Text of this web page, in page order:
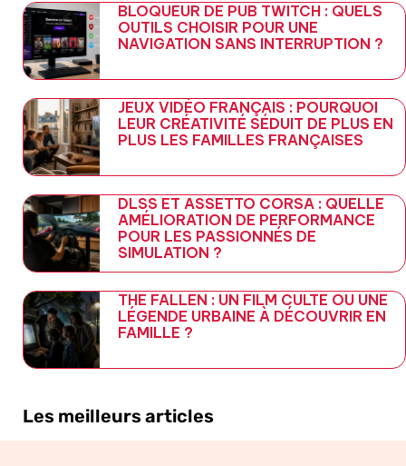
BLOQUEUR DE PUB TWITCH : QUELS
OUTILS CHOISIR POUR UNE
NAVIGATION SANS INTERRUPTION ?
JEUX VIDÉO FRANÇAIS : POURQUOI
LEUR CRÉATIVITÉ SÉDUIT DE PLUS EN
PLUS LES FAMILLES FRANÇAISES
DLSS ET ASSETTO CORSA : QUELLE
AMÉLIORATION DE PERFORMANCE
POUR LES PASSIONNÉS DE
SIMULATION ?
THE FALLEN : UN FILM CULTE OU UNE
LÉGENDE URBAINE À DÉCOUVRIR EN
FAMILLE ?
Les meilleurs articles